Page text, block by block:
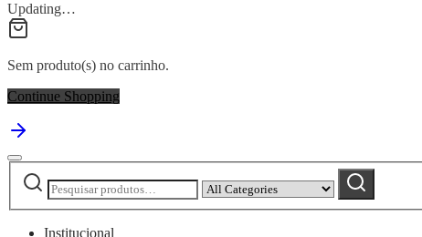
Updating…
Sem produto(s) no carrinho.
Continue Shopping
Pesquisar
por:
by
category:
Pesquisar
Institucional